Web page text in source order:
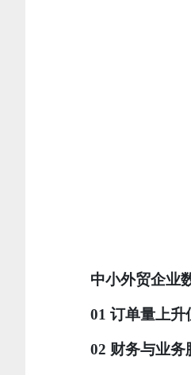
中小外贸企业
01 订单量上升
02 财务与业务